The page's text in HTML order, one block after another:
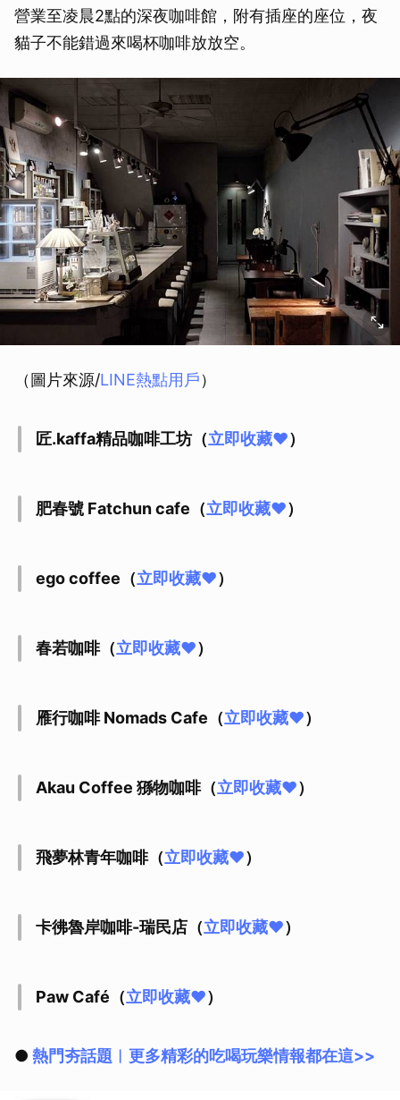
營業至凌晨2點的深夜咖啡館，附有插座的座位，夜
貓子不能錯過來喝杯咖啡放放空。
（圖片來源/LINE熱點用戶）
匠.kaffa精品咖啡工坊（立即收藏❤）
肥春號 Fatchun cafe（立即收藏❤）
ego coffee（立即收藏❤）
春若咖啡（立即收藏❤）
雁行咖啡 Nomads Cafe（立即收藏❤）
Akau Coffee 猻物咖啡（立即收藏❤）
飛夢林青年咖啡（立即收藏❤）
卡彿魯岸咖啡-瑞民店（立即收藏❤）
Paw Café（立即收藏❤）
● 熱門夯話題︱更多精彩的吃喝玩樂情報都在這>>